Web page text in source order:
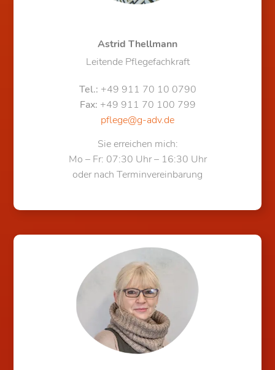
Astrid Thellmann
Leitende Pflegefachkraft
Tel.: +49 911 70 10 0790
Fax: +49 911 70 100 799
pflege@g-adv.de
Sie erreichen mich:
Mo – Fr: 07:30 Uhr – 16:30 Uhr
oder nach Terminvereinbarung